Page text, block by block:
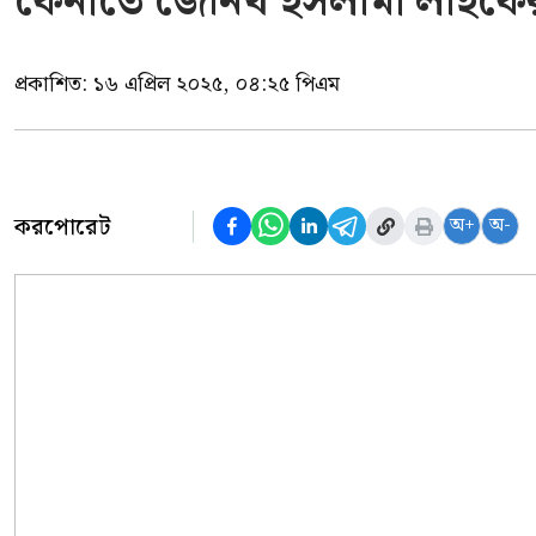
প্রকাশিত: ১৬ এপ্রিল ২০২৫, ০৪:২৫ পিএম
করপোরেট অ+ অ-